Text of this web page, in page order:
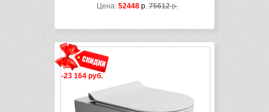
Цена: 52448р.75612р.
-23 164 руб.